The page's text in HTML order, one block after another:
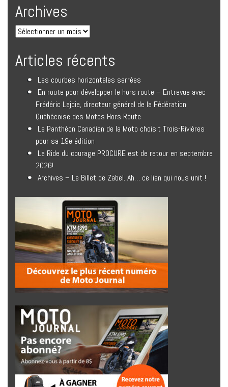
Archives
Articles récents
Les courbes horizontales serrées
En route pour développer le hors route – Entrevue avec
Frédéric Lajoie, directeur général de la Fédération
Québécoise des Motos Hors Route
Le Panthéon Canadien de la Moto choisit Trois-Rivières
pour sa 19e édition
La Ride du courage PROCURE est de retour en septembre
2026!
Archives – Le Billet de Zabel. Ah… ce lien qui nous unit !